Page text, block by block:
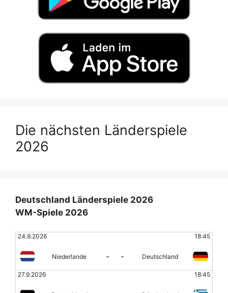
Die nächsten Länderspiele
2026
Deutschland Länderspiele 2026
WM-Spiele 2026
24.9.2026 18:45
Niederlande - - Deutschland
27.9.2026 18:45